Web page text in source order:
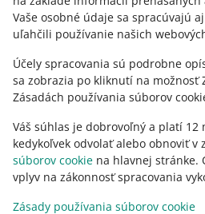
Vaše osobné údaje sa spracúvajú
uľahčili používanie našich
Účely spracovania sú podrobne
sa zobrazia po kliknutí na možnosť
Zásadách používania súborov
Váš súhlas je dobrovoľný a platí 12
kedykoľvek odvolať alebo obnoviť v
súborov cookie na hlavnej stránke.
vplyv na zákonnosť spracovania
Zásady používania súborov cookie